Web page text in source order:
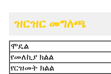
ዝርዝር መግለጫ
ሞዴል
የመለኪያ ክልል
የርዝመት ክልል